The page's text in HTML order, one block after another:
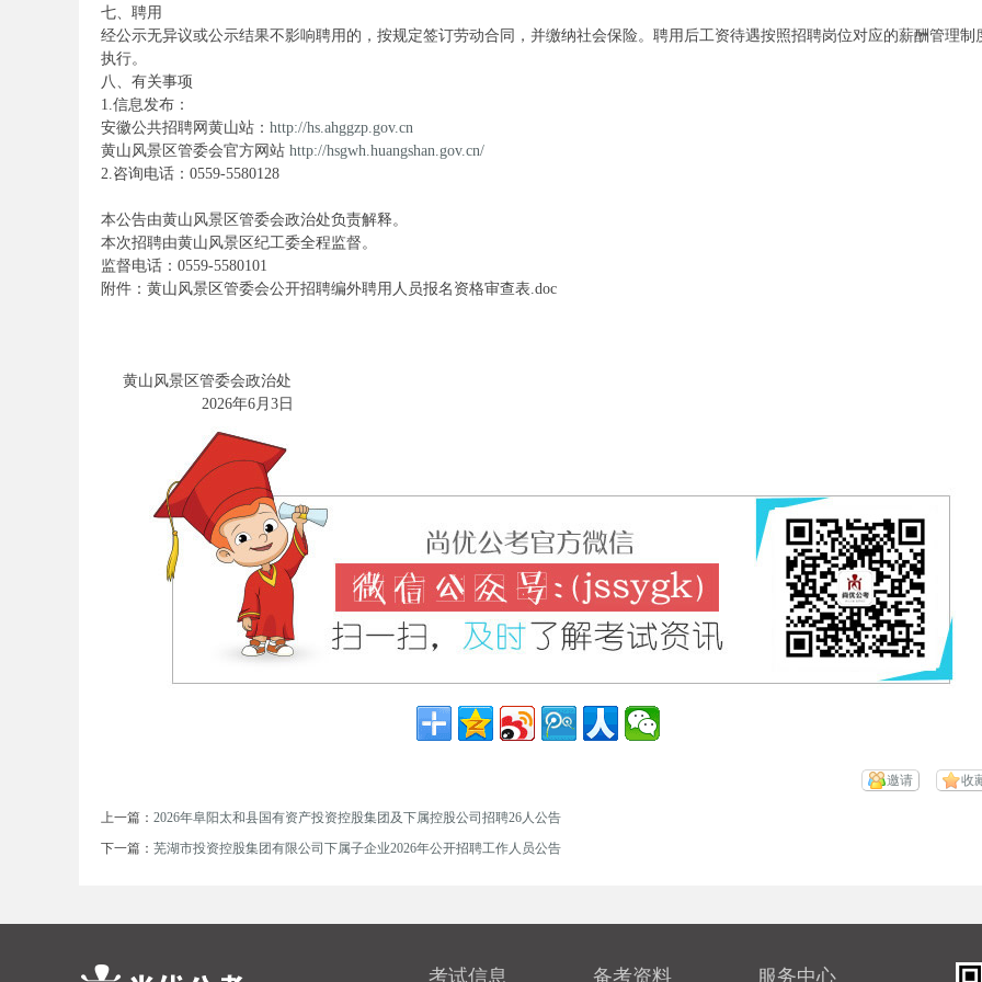
七、聘用
经公示无异议或公示结果不影响聘用的，按规定签订劳动合同，并缴纳社会保险。聘用后工资待遇按照招聘岗位对应的薪酬管理制
执行。
八、有关事项
1.信息发布：
安徽公共招聘网黄山站： http://hs.ahggzp.gov.cn
黄山风景区管委会官方网站 http://hsgwh.huangshan.gov.cn/
2.咨询电话：0559-5580128
本公告由黄山风景区管委会政治处负责解释。
本次招聘由黄山风景区纪工委全程监督。
监督电话：0559-5580101
附件：黄山风景区管委会公开招聘编外聘用人员报名资格审查表.doc
黄山风景区管委会政治处
2026年6月3日
收
邀请
上一篇： 2026年阜阳太和县国有资产投资控股集团及下属控股公司招聘26人公告
下一篇： 芜湖市投资控股集团有限公司下属子企业2026年公开招聘工作人员公告
考试信息 备考资料 服务中心